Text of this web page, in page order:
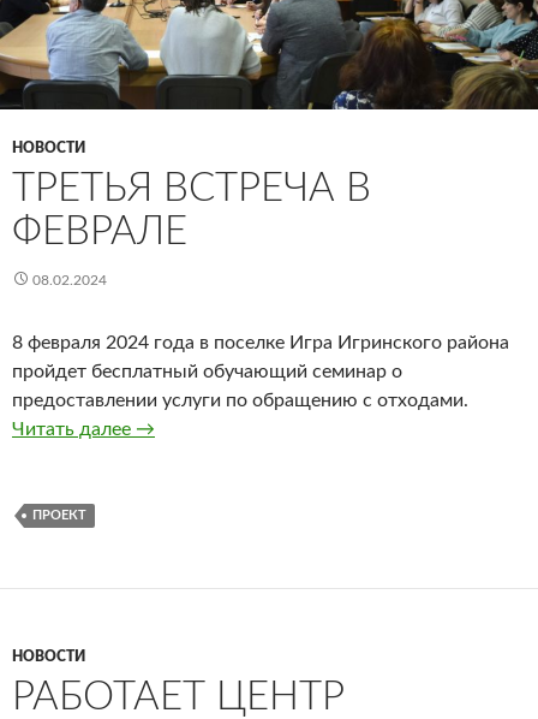
НОВОСТИ
ТРЕТЬЯ ВСТРЕЧА В
ФЕВРАЛЕ
08.02.2024
8 февраля 2024 года в поселке Игра Игринского района
пройдет бесплатный обучающий семинар о
предоставлении услуги по обращению с отходами.
Читать далее Третья встреча в феврале
→
ПРОЕКТ
НОВОСТИ
РАБОТАЕТ ЦЕНТР